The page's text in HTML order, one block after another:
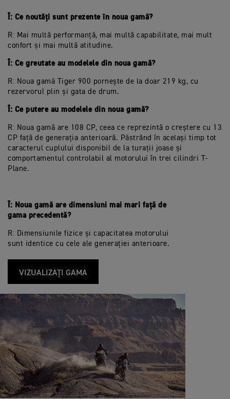
Î: Ce noutăți sunt prezente în noua gamă?
R: Mai multă performanță, mai multă capabilitate, mai mult
confort și mai multă atitudine.
Î: Ce greutate au modelele din noua gamă?
R: Noua gamă Tiger 900 pornește de la doar 219 kg, cu
rezervorul plin și gata de drum.
Î: Ce putere au modelele din noua gamă?
R: Noua gamă are 108 CP, ceea ce reprezintă o creștere cu 13
CP față de generația anterioară. Păstrând în același timp tot
caracterul cuplului disponibil de la turații joase și
comportamentul controlabil al motorului în trei cilindri T-
Plane.
Î: Noua gamă are dimensiuni mai mari față de
gama precedentă?
R: Dimensiunile fizice și capacitatea motorului
sunt identice cu cele ale generației anterioare.
VIZUALIZAȚI GAMA